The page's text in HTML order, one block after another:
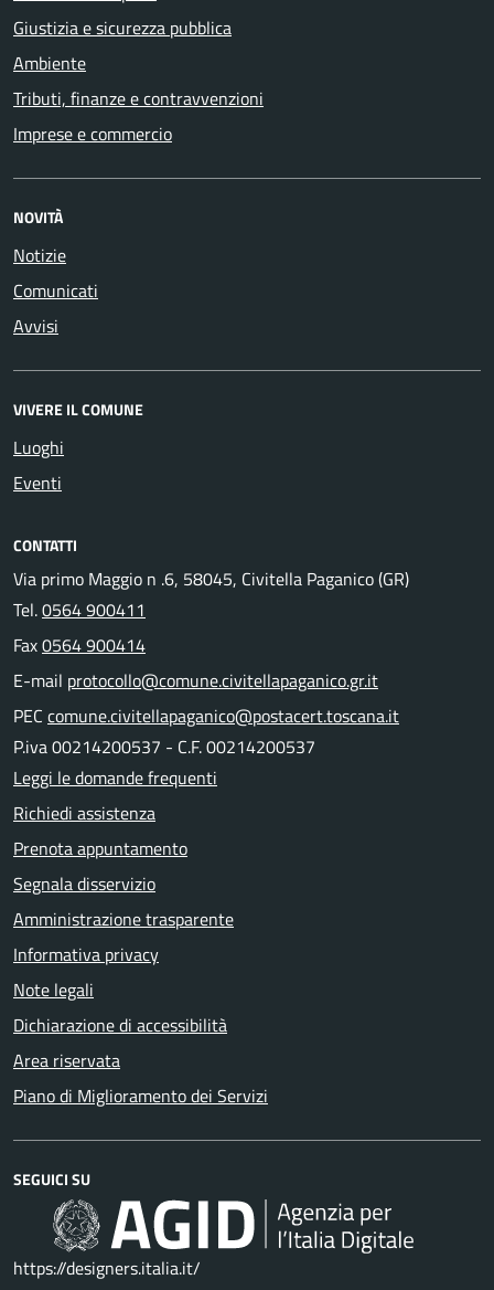
Giustizia e sicurezza pubblica
Ambiente
Tributi, finanze e contravvenzioni
Imprese e commercio
NOVITÀ
Notizie
Comunicati
Avvisi
VIVERE IL COMUNE
Luoghi
Eventi
CONTATTI
Via primo Maggio n .6, 58045, Civitella Paganico (GR)
Tel.0564 900411
Fax0564 900414
E-mail protocollo@comune.civitellapaganico.gr.it
PEC comune.civitellapaganico@postacert.toscana.it
P.iva 00214200537 - C.F. 00214200537
Leggi le domande frequenti
Richiedi assistenza
Prenota appuntamento
Segnala disservizio
Amministrazione trasparente
Informativa privacy
Note legali
Dichiarazione di accessibilità
Area riservata
Piano di Miglioramento dei Servizi
SEGUICI SU
https://designers.italia.it/